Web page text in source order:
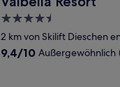
4.5-
Sterne-
Unterkunft
2 km von Skilift Dieschen
9.4
9,4/10 Außergewöhnlich